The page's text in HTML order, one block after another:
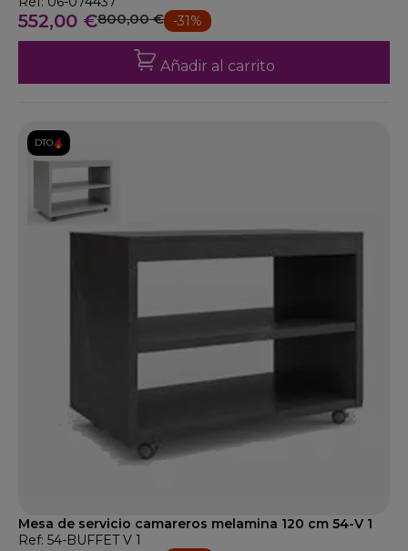
552,00 €800,00 € -31%
Añadir al carrito
DTO.
Mesa de servicio camareros melamina 120 cm 54-V 1
Ref: 54-BUFFET V 1